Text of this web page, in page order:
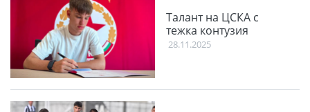
Талант на ЦСКА с
тежка контузия
28.11.2025